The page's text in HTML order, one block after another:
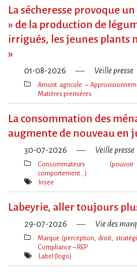
La sécheresse provoque
» de la production de
irrigués, les jeunes plants
»
01-08-2026 Veille presse
Thèmes(s)
Amont agricole –
Matières premières
La consommation des
augmente de nouveau en
30-07-2026 Veille presse
Thèmes(s)
Consommateurs
comportement…)
Mot(s)-
Insee
Labeyrie, aller toujours
29-07-2026 Vie des
Thèmes(s)
Marque (perception, droit,
Compliance – REP
Mot(s)-
Label (logo)